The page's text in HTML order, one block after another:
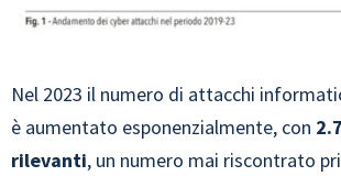
Nel 2023 il numero di attacchi
è aumentato esponenzialmente, con
rilevanti, un numero mai riscontrato